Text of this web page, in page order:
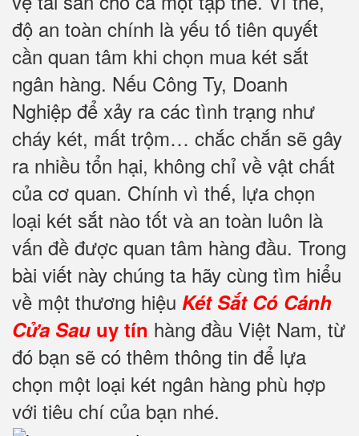
độ an toàn chính là yếu tố tiên quyết
cần quan tâm khi chọn mua két sắt
ngân hàng. Nếu Công Ty, Doanh
Nghiệp để xảy ra các tình trạng như
cháy két, mất trộm… chắc chắn sẽ gây
ra nhiều tổn hại, không chỉ về vật chất
của cơ quan. Chính vì thế, lựa chọn
loại két sắt nào tốt và an toàn luôn là
vấn đề được quan tâm hàng đầu. Trong
bài viết này chúng ta hãy cùng tìm hiểu
về một thương hiệu Két Sắt Có Cánh
Cửa Sau uy tín hàng đầu Việt Nam, từ
đó bạn sẽ có thêm thông tin để lựa
chọn một loại két ngân hàng phù hợp
với tiêu chí của bạn nhé.